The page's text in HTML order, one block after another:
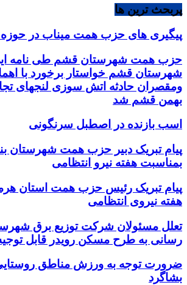
پربحث ترین ها
پیگیری های حزب همت میناب در
حزب همت شهرستان قشم طی نامه
شهرستان قشم خواستار برخورد با
ومقصران حادثه اتش سوزی لنجهای
بهمن قشم شد
اسب بازنده در اصطبل سرنگونی
پیام تبریک دبیر حزب همت شهرستان
بمناسبت هفته نیرو انتظامی
پیام تبریک رئیس حزب همت استان
هفته نیروی انتظامی
تعلل مسئولان شرکت توزیع برق
رسانی به طرح مسکن رویدر قابل
ضرورت توجه به ورزش مناطق
بشاگرد